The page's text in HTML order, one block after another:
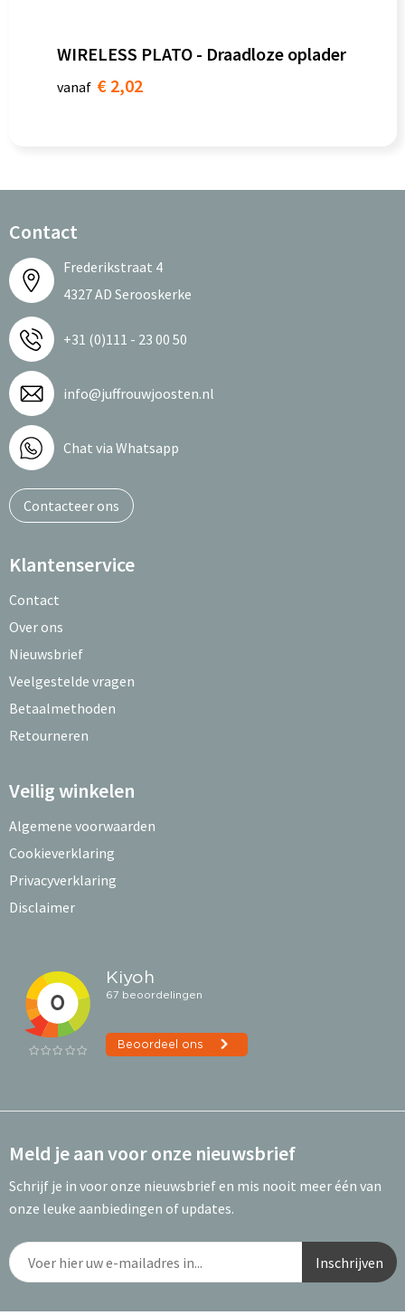
WIRELESS PLATO - Draadloze oplader
vanaf € 2,02
Contact
Frederikstraat 4
4327 AD Serooskerke
+31 (0)111 - 23 00 50
info@juffrouwjoosten.nl
Chat via Whatsapp
Contacteer ons
Klantenservice
Contact
Over ons
Nieuwsbrief
Veelgestelde vragen
Betaalmethoden
Retourneren
Veilig winkelen
Algemene voorwaarden
Cookieverklaring
Privacyverklaring
Disclaimer
Meld je aan voor onze nieuwsbrief
Schrijf je in voor onze nieuwsbrief en mis nooit meer één van
onze leuke aanbiedingen of updates.